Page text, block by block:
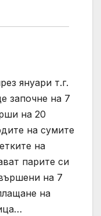
януари т.г.
започне на 7
на 20
на сумите
на
парите си
на 7
на